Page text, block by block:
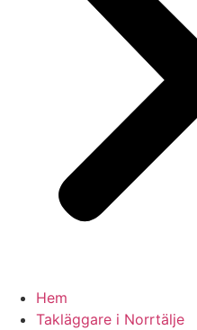
Hem
Takläggare i Norrtälje